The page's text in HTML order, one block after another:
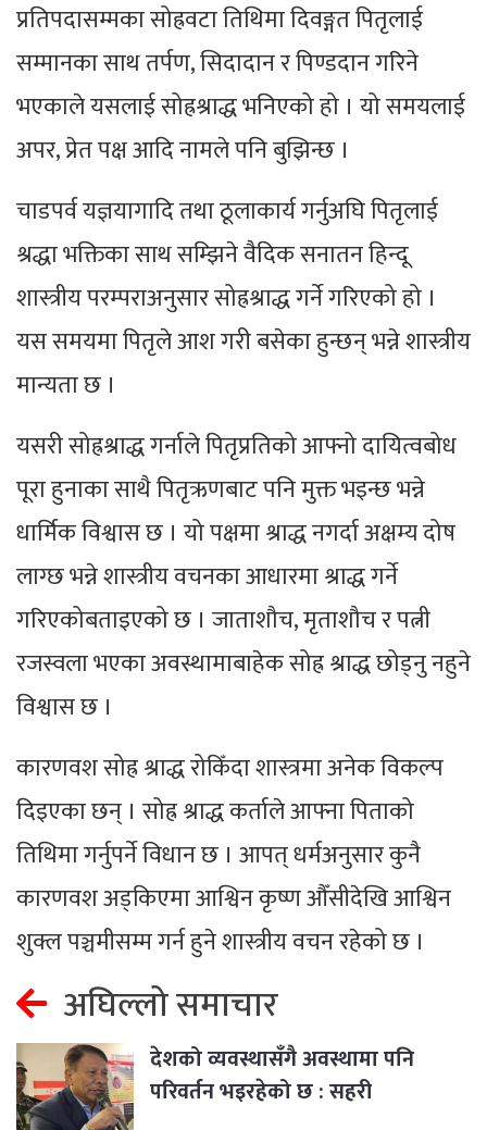
प्रतिपदासम्मका सोह्रवटा तिथिमा दिवङ्गत पितृलाई
सम्मानका साथ तर्पण, सिदादान र पिण्डदान गरिने
भएकाले यसलाई सोह्रश्राद्ध भनिएको हो । यो समयलाई
अपर, प्रेत पक्ष आदि नामले पनि बुझिन्छ ।
चाडपर्व यज्ञयागादि तथा ठूलाकार्य गर्नुअघि पितृलाई
श्रद्धा भक्तिका साथ सम्झिने वैदिक सनातन हिन्दू
शास्त्रीय परम्पराअनुसार सोह्रश्राद्ध गर्ने गरिएको हो ।
यस समयमा पितृले आश गरी बसेका हुन्छन् भन्ने शास्त्रीय
मान्यता छ ।
यसरी सोह्रश्राद्ध गर्नाले पितृप्रतिको आफ्नो दायित्वबोध
पूरा हुनाका साथै पितृऋणबाट पनि मुक्त भइन्छ भन्ने
धार्मिक विश्वास छ । यो पक्षमा श्राद्ध नगर्दा अक्षम्य दोष
लाग्छ भन्ने शास्त्रीय वचनका आधारमा श्राद्ध गर्ने
गरिएकोबताइएको छ । जाताशौच, मृताशौच र पत्नी
रजस्वला भएका अवस्थामाबाहेक सोह्र श्राद्ध छोड्नु नहुने
विश्वास छ ।
कारणवश सोह्र श्राद्ध रोकिँदा शास्त्रमा अनेक विकल्प
दिइएका छन् । सोह्र श्राद्ध कर्ताले आफ्ना पिताको
तिथिमा गर्नुपर्ने विधान छ । आपत् धर्मअनुसार कुनै
कारणवश अड्किएमा आश्विन कृष्ण औँसीदेखि आश्विन
शुक्ल पञ्चमीसम्म गर्न हुने शास्त्रीय वचन रहेको छ ।
अघिल्लो समाचार
देशको व्यवस्थासँगै अवस्थामा पनि
परिवर्तन भइरहेको छ : सहरी